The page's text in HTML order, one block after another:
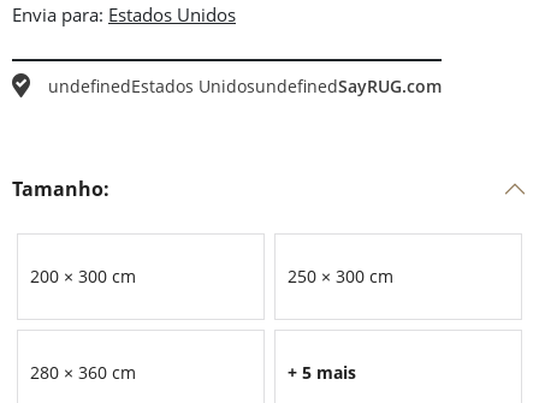
Envia para:
undefinedEstados UnidosundefinedSayRUG.com
Tamanho:
200 × 300 cm 250 × 300 cm
280 × 360 cm + 5 mais